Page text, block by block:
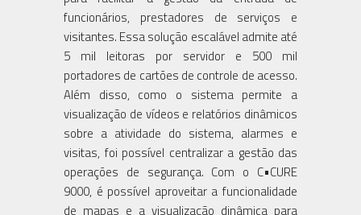
funcionários, prestadores de serviços e
visitantes. Essa solução escalável admite até
5 mil leitoras por servidor e 500 mil
portadores de cartões de controle de acesso.
Além disso, como o sistema permite a
visualização de vídeos e relatórios dinâmicos
sobre a atividade do sistema, alarmes e
visitas, foi possível centralizar a gestão das
operações de segurança. Com o C•CURE
9000, é possível aproveitar a funcionalidade
de mapas e a visualização dinâmica para